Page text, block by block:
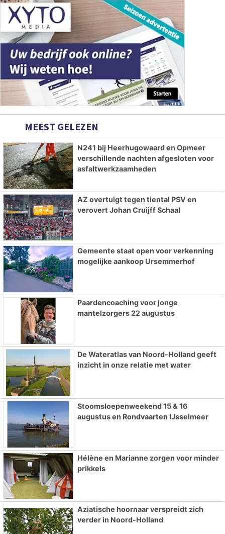
MEEST GELEZEN
N241 bij Heerhugowaard en Opmeer
verschillende nachten afgesloten voor
asfaltwerkzaamheden
AZ overtuigt tegen tiental PSV en
verovert Johan Cruijff Schaal
Gemeente staat open voor verkenning
mogelijke aankoop Ursemmerhof
Paardencoaching voor jonge
mantelzorgers 22 augustus
De Wateratlas van Noord-Holland geeft
inzicht in onze relatie met water
Stoomsloepenweekend 15 & 16
augustus en Rondvaarten IJsselmeer
Hélène en Marianne zorgen voor minder
prikkels
Aziatische hoornaar verspreidt zich
verder in Noord-Holland